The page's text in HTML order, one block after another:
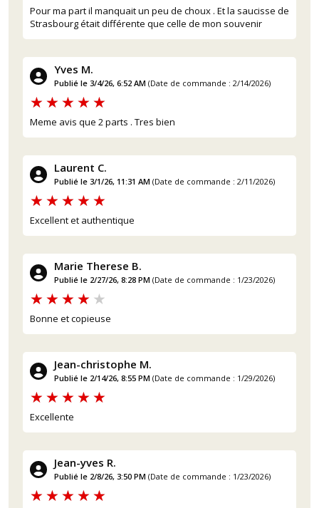
(2 avis)
Pour ma part il manquait un peu de choux . Et la saucisse de
Strasbourg était différente que celle de mon souvenir
Yves M.
Publié le 3/4/26, 6:52 AM (Date de commande : 2/14/2026)
Meme avis que 2 parts . Tres bien
Laurent C.
Publié le 3/1/26, 11:31 AM (Date de commande : 2/11/2026)
Excellent et authentique
Marie Therese B.
Publié le 2/27/26, 8:28 PM (Date de commande : 1/23/2026)
Bonne et copieuse
Jean-christophe M.
Publié le 2/14/26, 8:55 PM (Date de commande : 1/29/2026)
Excellente
Jean-yves R.
Publié le 2/8/26, 3:50 PM (Date de commande : 1/23/2026)